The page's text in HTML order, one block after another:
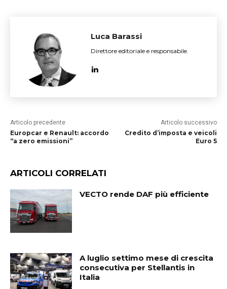
Luca Barassi
Direttore editoriale e responsabile.
Articolo precedente
Europcar e Renault: accordo
“a zero emissioni”
Articolo successivo
Credito d’imposta e veicoli
Euro 5
ARTICOLI CORRELATI
VECTO rende DAF più efficiente
A luglio settimo mese di crescita
consecutiva per Stellantis in
Italia